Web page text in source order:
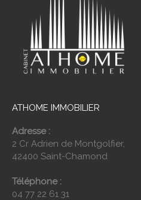
ATHOME IMMOBILIER
Adresse :
2 Cr Adrien de Montgolfier,
42400 Saint-Chamond
Téléphone :
04 77 22 61 31